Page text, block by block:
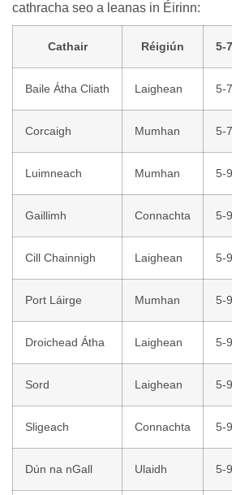
cathracha seo a leanas in Éirinn:
Cathair Réigiún 5-
Baile Átha Cliath Laighean 5-
Corcaigh Mumhan 5-
Luimneach Mumhan 5-
Gaillimh Connachta 5-
Cill Chainnigh Laighean 5-
Port Láirge Mumhan 5-
Droichead Átha Laighean 5-
Sord Laighean 5-
Sligeach Connachta 5-
Dún na nGall Ulaidh 5-